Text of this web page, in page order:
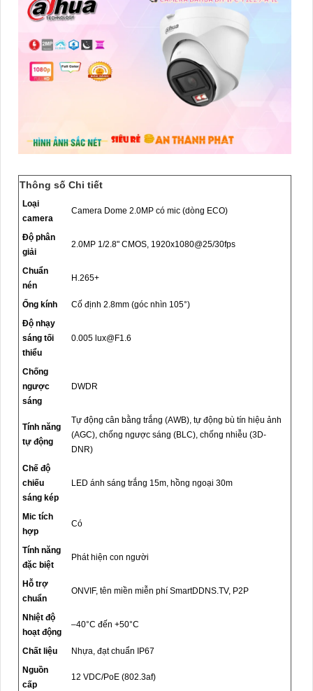
Thông số Chi tiết
Loại
camera
Camera Dome 2.0MP có mic (dòng ECO)
Độ phân
giải
2.0MP 1/2.8" CMOS, 1920x1080@25/30fps
Chuẩn
nén
H.265+
Ống kính
Cố định 2.8mm (góc nhìn 105°)
Độ nhạy
sáng tối
thiểu
0.005 lux@F1.6
Chống
ngược
sáng
DWDR
Tính năng
tự động
Tự động cân bằng trắng (AWB), tự động bù tín hiệu ảnh
(AGC), chống ngược sáng (BLC), chống nhiễu (3D-
DNR)
Chế độ
chiếu
sáng kép
LED ánh sáng trắng 15m, hồng ngoại 30m
Mic tích
hợp
Có
Tính năng
đặc biệt
Phát hiện con người
Hỗ trợ
chuẩn
ONVIF, tên miền miễn phí SmartDDNS.TV, P2P
Nhiệt độ
hoạt động
–40°C đến +50°C
Chất liệu
Nhựa, đạt chuẩn IP67
Nguồn
cấp
12 VDC/PoE (802.3af)